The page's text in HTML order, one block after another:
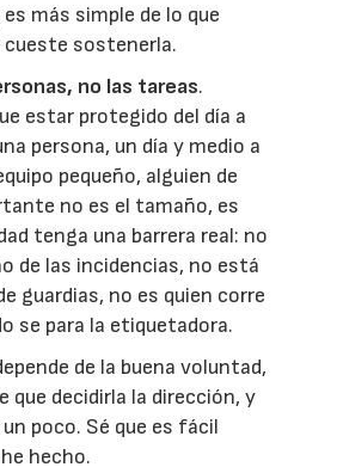
más simple de lo que
cueste sostenerla.
no las tareas.
estar protegido del día a
persona, un día y medio a
pequeño, alguien de
no es el tamaño, es
tenga una barrera real: no
de las incidencias, no está
guardias, no es quien corre
se para la etiquetadora.
de la buena voluntad,
que decidirla la dirección, y
poco. Sé que es fácil
hecho.